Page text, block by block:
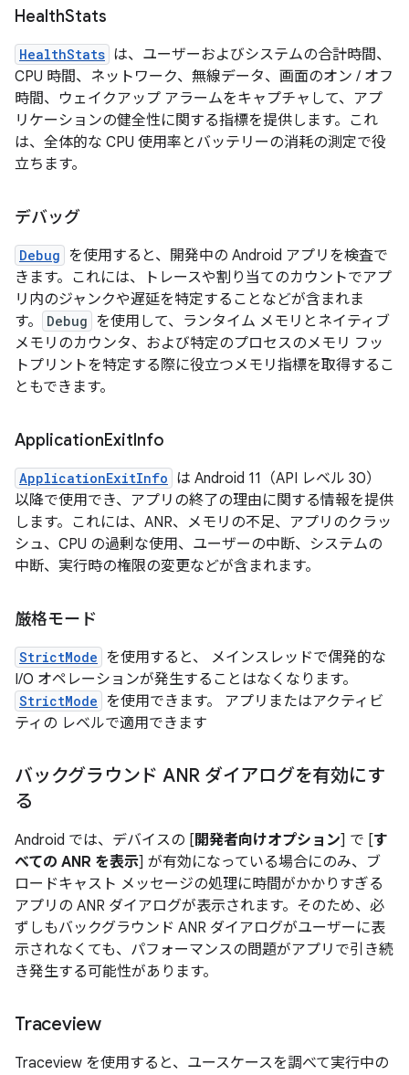
HealthStats
HealthStats は、ユーザーおよびシステムの合計時間、
CPU 時間、ネットワーク、無線データ、画面のオン / オフ
時間、ウェイクアップ アラームをキャプチャして、アプ
リケーションの健全性に関する指標を提供します。これ
は、全体的な CPU 使用率とバッテリーの消耗の測定で役
立ちます。
デバッグ
Debug を使用すると、開発中の Android アプリを検査で
きます。これには、トレースや割り当てのカウントでアプ
リ内のジャンクや遅延を特定することなどが含まれま
す。
Debug を使用して、ランタイム メモリとネイティブ
メモリのカウンタ、および特定のプロセスのメモリ フッ
トプリントを特定する際に役立つメモリ指標を取得するこ
ともできます。
ApplicationExit Info
ApplicationExitInfo は Android 11（API レベル 30）
以降で使用でき、アプリの終了の理由に関する情報を提供
します。これには、ANR、メモリの不足、アプリのクラッ
シュ、CPU の過剰な使用、ユーザーの中断、システムの
中断、実行時の権限の変更などが含まれます。
厳格モード
StrictMode を使用すると、 メインスレッドで偶発的な
I/O オペレーションが発生することはなくなります。
StrictMode を使用できます。 アプリまたはアクティビ
ティの レベルで適用できます
バックグラウンド ANR ダイアログを有効にす
る
Android では、デバイスの [ 開発者向けオプション] で [す
べての ANR を表示] が有効になっている場合にのみ、ブ
ロードキャスト メッセージの処理に時間がかかりすぎる
アプリの ANR ダイアログが表示されます。そのため、必
ずしもバックグラウンド ANR ダイアログがユーザーに表
示されなくても、パフォーマンスの問題がアプリで引き続
き発生する可能性があります。
Traceview
Traceview を使用すると、ユースケースを調べて実行中の